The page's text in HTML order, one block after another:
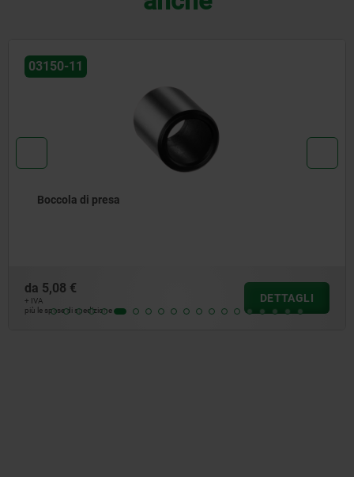
03150-11
Boccola di presa
da 5,08 €
+ IVA
più le spese di spedizione
DETTAGLI